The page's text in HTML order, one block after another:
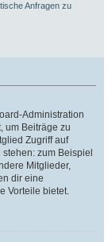
Anfragen zu
Administration
um Beiträge zu
Zugriff auf
zum Beispiel
Mitglieder,
dir eine
Vorteile bietet.